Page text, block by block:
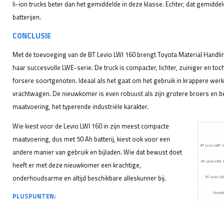
li-ion trucks beter dan het gemiddelde in deze klasse. Echter, dat
batterijen.
CONCLUSIE
Met de toevoeging van de BT Levio LWI 160 brengt Toyota Material
haar succesvolle LWE-serie. De truck is compacter, lichter, zuiniger en
forsere soortgenoten. Ideaal als het gaat om het gebruik in krappere
vrachtwagen. De nieuwkomer is even robuust als zijn grotere broers en
maatvoering, het typerende industriële karakter.
Wie kiest voor de Levio LWI 160 in zijn meest compacte
maatvoering, dus met 50 Ah batterij, kiest ook voor een
andere manier van gebruik en bijladen. Wie dat bewust doet
heeft er met deze nieuwkomer een krachtige,
onderhoudsarme en altijd beschikbare alleskunner bij.
PLUSPUNTEN: